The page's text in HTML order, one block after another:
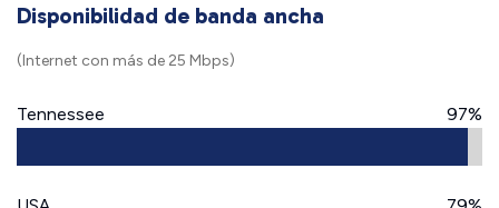
Disponibilidad de banda ancha
(Internet con más de 25 Mbps)
Tennessee 97%